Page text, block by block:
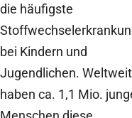
die häufigste
bei Kindern und
Jugendlichen. Weltweit
haben ca. 1,1 Mio.